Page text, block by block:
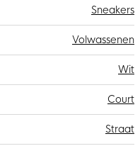
Sneakers
Volwassenen
Wit
Court
Straat